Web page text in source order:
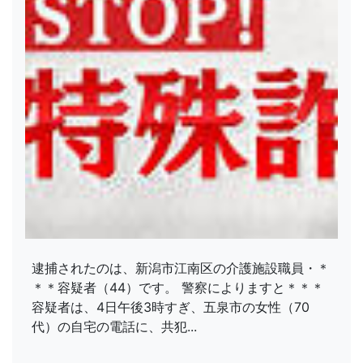
逮捕されたのは、新潟市江南区の介護施設職員・＊
＊＊容疑者（44）です。 警察によりますと＊＊＊
容疑者は、4日午後3時すぎ、五泉市の女性（70
代）の自宅の電話に、共犯...